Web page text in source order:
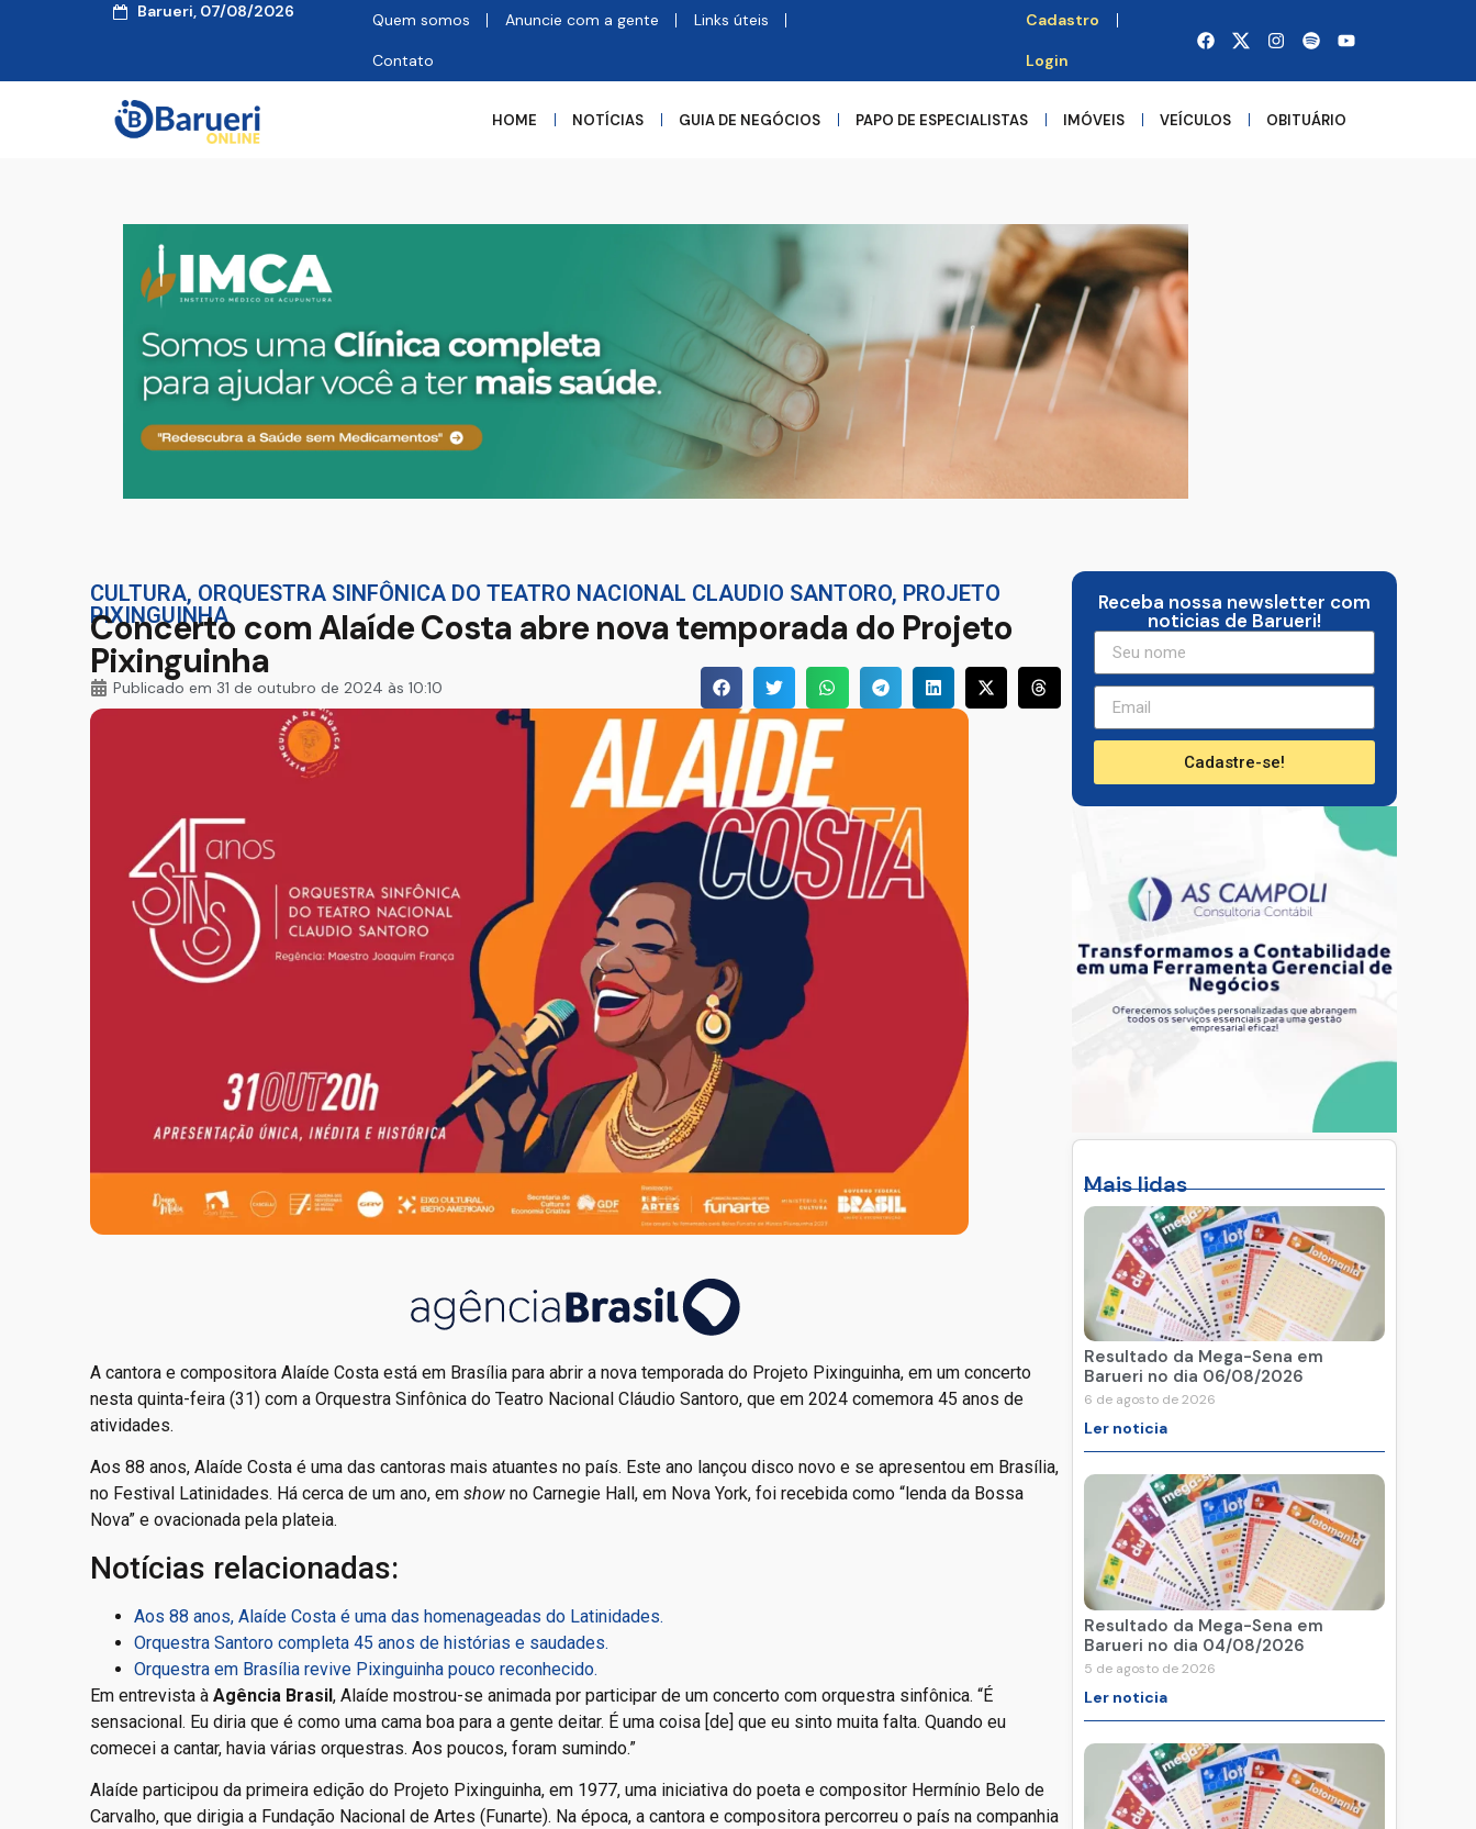
Barueri, 07/08/2026 Quem somos Anuncie com a gente Links úteis
Contato
Cadastro
Login
HOME NOTÍCIAS GUIA DE NEGÓCIOS PAPO DE ESPECIALISTAS IMÓVEIS VEÍCULOS OBITUÁRIO
CULTURA, ORQUESTRA SINFÔNICA DO TEATRO NACIONAL CLAUDIO SANTORO, PROJETO
PIXINGUINHA
Concerto com Alaíde Costa abre nova temporada do Projeto
Pixinguinha
Publicado em 31 de outubro de 2024 às 10:10
A cantora e compositora Alaíde Costa está em Brasília para abrir a nova temporada do Projeto Pixinguinha, em um concerto
nesta quinta-feira (31) com a Orquestra Sinfônica do Teatro Nacional Cláudio Santoro, que em 2024 comemora 45 anos de
atividades.
Aos 88 anos, Alaíde Costa é uma das cantoras mais atuantes no país. Este ano lançou disco novo e se apresentou em Brasília,
no Festival Latinidades. Há cerca de um ano, em show no Carnegie Hall, em Nova York, foi recebida como “lenda da Bossa
Nova” e ovacionada pela plateia.
Notícias relacionadas:
Aos 88 anos, Alaíde Costa é uma das homenageadas do Latinidades.
Orquestra Santoro completa 45 anos de histórias e saudades.
Orquestra em Brasília revive Pixinguinha pouco reconhecido.
Em entrevista à Agência Brasil, Alaíde mostrou-se animada por participar de um concerto com orquestra sinfônica. “É
sensacional. Eu diria que é como uma cama boa para a gente deitar. É uma coisa [de] que eu sinto muita falta. Quando eu
comecei a cantar, havia várias orquestras. Aos poucos, foram sumindo.”
Alaíde participou da primeira edição do Projeto Pixinguinha, em 1977, uma iniciativa do poeta e compositor Hermínio Belo de
Carvalho, que dirigia a Fundação Nacional de Artes (Funarte). Na época, a cantora e compositora percorreu o país na companhia
Mais lidas
Resultado da Mega-Sena em
Barueri no dia 06/08/2026
6 de agosto de 2026
Ler noticia
Resultado da Mega-Sena em
Barueri no dia 04/08/2026
5 de agosto de 2026
Ler noticia
Receba nossa newsletter com
noticias de Barueri!
Cadastre-se!